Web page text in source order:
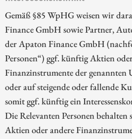
Gemäß §85 WpHG weisen wir
Finance GmbH sowie Partner,
der Apaton Finance GmbH
Personen“) ggf. künftig Aktien
Finanzinstrumente der genannten
oder auf steigende oder fallende
somit ggf. künftig ein
Die Relevanten Personen behalten
Aktien oder andere